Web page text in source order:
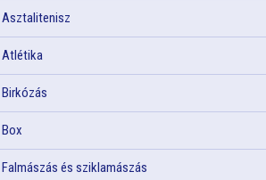
Asztalitenisz
Atlétika
Birkózás
Box
Falmászás és sziklamászás